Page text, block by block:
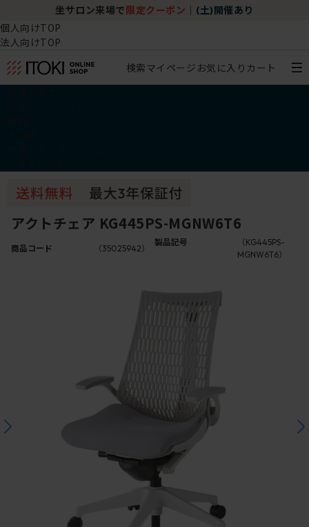
坐サロン来場で 限定クーポン (土)開催あり
個人向けTOP
法人向けTOP
検索マイページ お気に入り カート
アクトチェア KG445PS-MGNW6T6
商品コード （35025942）
製品記号
（KG445PS-
MGNW6T6）